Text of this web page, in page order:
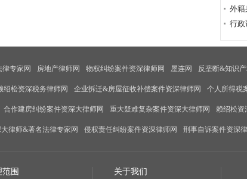
具体
外籍
行政
律专家网 房地产律师网 物权纠纷案件资深律师网 屋连网 反垄断&知识
绍松资深税务律师网 企业拆迁&房屋征收补偿案件资深律师网 个人所得税
合作建房纠纷案件资深大律师网 重大疑难复杂案件资深大律师网 赖绍松资
大律师&著名法律专家网 侵权责任纠纷案件资深律师网 刑事自诉案件资深
围 关于我们